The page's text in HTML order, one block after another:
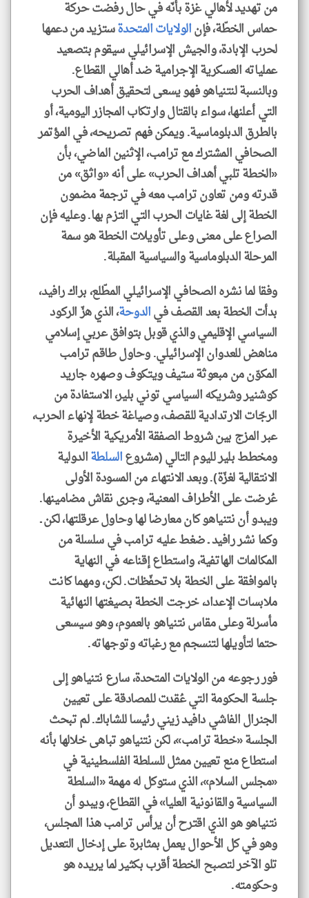
من تهديد لأهالي غزة بأنّه في حال رفضت حركة
حماس الخطّة، فإنالولايات المتحدةستزيد من دعمها
لحرب الإبادة، والجيش الإسرائيلي سيقوم بتصعيد
عملياته العسكرية الإجرامية ضد أهالي القطاع.
وبالنسبة لنتنياهو فهو يسعى لتحقيق أهداف الحرب
التي أعلنها، سواء بالقتال وارتكاب المجازر اليومية، أو
بالطرق الدبلوماسية. ويمكن فهم تصريحه، في المؤتمر
الصحافي المشترك مع ترامب، الإثنين الماضي، بأن
«الخطة تلبي أهداف الحرب» على أنه «واثق» من
قدرته ومن تعاون ترامب معه في ترجمة مضمون
الخطة إلى لغة غايات الحرب التي التزم بها. وعليه فإن
الصراع على معنى وعلى تأويلات الخطة هو سمة
المرحلة الدبلوماسية والسياسية المقبلة.
وفقا لما نشره الصحافي الإسرائيلي المطّلع، براك رافيد،
بدأت الخطة بعد القصف فيالدوحة، الذي هزّ الركود
السياسي الإقليمي والذي قوبل بتوافق عربي إسلامي
مناهض للعدوان الإسرائيلي. وحاول طاقم ترامب
المكوّن من مبعوثة ستيف ويتكوف وصهره جاريد
كوشنير وشريكه السياسي توني بلير، الاستفادة من
الرجّات الارتدادية للقصف، وصياغة خطة لإنهاء الحرب،
عبر المزج بين شروط الصفقة الأمريكية الأخيرة
ومخطط بلير لليوم التالي (مشروعالسلطةالدولية
الانتقالية لغزّة). وبعد الانتهاء من المسودة الأولى
عُرضت على الأطراف المعنية، وجرى نقاش مضامينها.
ويبدو أن نتنياهو كان معارضا لها وحاول عرقلتها، لكن ـ
وكما نشر رافيد ـ ضغط عليه ترامب في سلسلة من
المكالمات الهاتفية، واستطاع إقناعه في النهاية
بالموافقة على الخطة بلا تحفّظات. لكن، ومهما كانت
ملابسات الإعداد، خرجت الخطة بصيغتها النهائية
مأسرلة وعلى مقاس نتنياهو بالعموم، وهو سيسعى
حتما لتأويلها لتنسجم مع رغباته وتوجهاته.
فور رجوعه من الولايات المتحدة، سارع نتنياهو إلى
جلسة الحكومة التي عُقدت للمصادقة على تعيين
الجنرال الفاشي دافيد زيني رئيسا للشاباك. لم تبحث
الجلسة «خطة ترامب»، لكن نتنياهو تباهى خلالها بأنه
استطاع منع تعيين ممثل للسلطة الفلسطينية في
«مجلس السلام»، الذي ستوكل له مهمة «السلطة
السياسية والقانونية العليا» في القطاع، ويبدو أن
نتنياهو هو الذي اقترح أن يرأس ترامب هذا المجلس،
وهو في كل الأحوال يعمل بمثابرة على إدخال التعديل
تلو الآخر لتصبح الخطة أقرب بكثير لما يريده هو
وحكومته.